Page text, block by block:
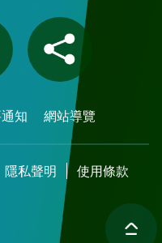
知 網站導覽
隱私聲明 使用條款